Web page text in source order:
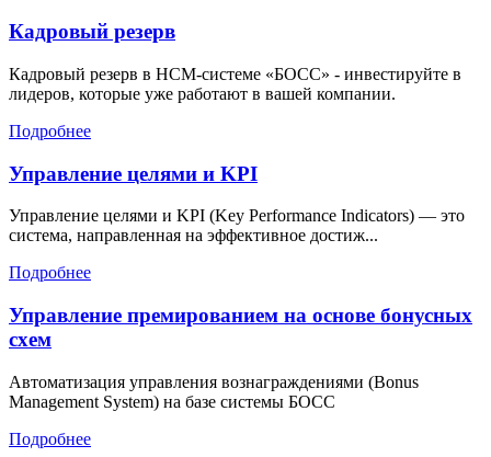
Кадровый резерв
Кадровый резерв в HCM-системе «БОСС» - инвестируйте в
лидеров, которые уже работают в вашей компании.
Подробнее
Управление целями и KPI
Управление целями и KPI (Key Performance Indicators) — это
система, направленная на эффективное достиж...
Подробнее
Управление премированием на основе бонусных
схем
Автоматизация управления вознаграждениями (Bonus
Management System) на базе системы БОСС
Подробнее